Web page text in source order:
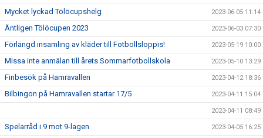
Mycket lyckad Tölöcupshelg 2023-06-05 11:14
Äntligen Tölöcupen 2023 2023-06-03 07:30
Förlängd insamling av kläder till Fotbollsloppis! 2023-05-19 10:00
Missa inte anmälan till årets Sommarfotbollskola 2023-05-10 13:29
Finbesök på Hamravallen 2023-04-12 18:36
Bilbingon på Hamravallen startar 17/5 2023-04-11 15:04
2023-04-11 08:49
Spelarråd i 9 mot 9-lagen 2023-04-05 16:25